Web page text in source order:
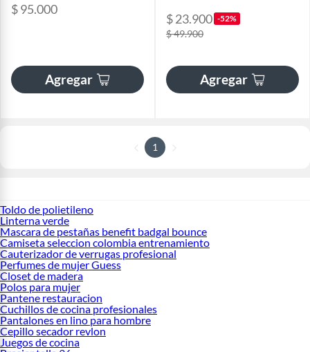
$ 95.000
Agregar
$ 23.900 -52%
$ 49.900
Agregar
1
Toldo de polietileno
Linterna verde
Mascara de pestañas benefit badgal bounce
Camiseta seleccion colombia entrenamiento
Cauterizador de verrugas profesional
Perfumes de mujer Guess
Closet de madera
Polos para mujer
Pantene restauracion
Cuchillos de cocina profesionales
Pantalones en lino para hombre
Cepillo secador revlon
Juegos de cocina